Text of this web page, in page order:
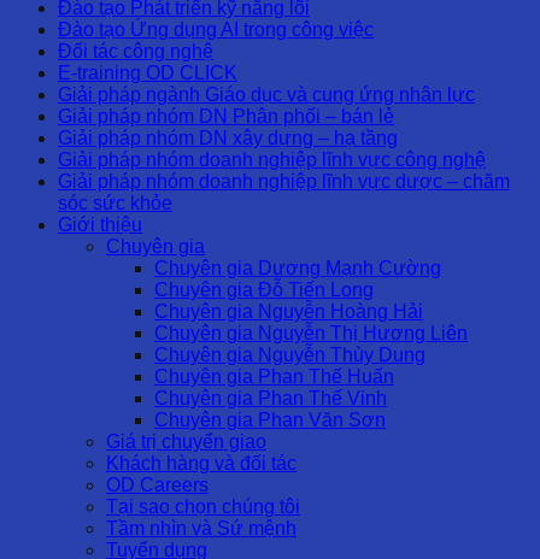
Đào tạo Phát triển kỹ năng lõi
Đào tạo Ứng dụng AI trong công việc
Đối tác công nghệ
E-training OD CLICK
Giải pháp ngành Giáo dục và cung ứng nhân lực
Giải pháp nhóm DN Phân phối – bán lẻ
Giải pháp nhóm DN xây dựng – hạ tầng
Giải pháp nhóm doanh nghiệp lĩnh vực công nghệ
Giải pháp nhóm doanh nghiệp lĩnh vực dược – chăm
sóc sức khỏe
Giới thiệu
Chuyên gia
Chuyên gia Dương Mạnh Cường
Chuyên gia Đỗ Tiến Long
Chuyên gia Nguyễn Hoàng Hải
Chuyên gia Nguyễn Thị Hương Liên
Chuyên gia Nguyễn Thùy Dung
Chuyên gia Phan Thế Huấn
Chuyên gia Phan Thế Vinh
Chuyên gia Phan Văn Sơn
Giá trị chuyển giao
Khách hàng và đối tác
OD Careers
Tại sao chọn chúng tôi
Tầm nhìn và Sứ mệnh
Tuyển dụng